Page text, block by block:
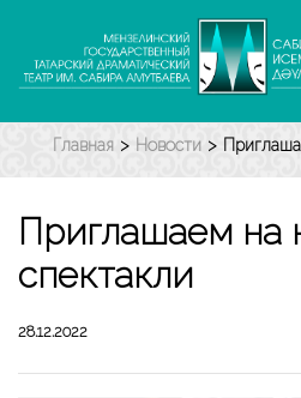
содержимому
Enter)
Главная > Новости >
Приглашаем на
спектакли
28.12.2022